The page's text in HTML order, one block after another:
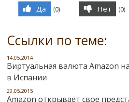
Да (0) Нет (0)
Ссылки по теме:
14.05.2014
Виртуальная валюта Аmazon
в Испании
29.05.2015
Amazon открывает свое